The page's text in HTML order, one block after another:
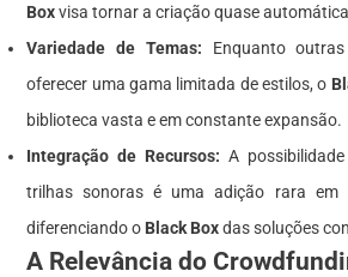
Boxvisa tornar a criação quase
Variedade de Temas: Enquanto
oferecer uma gama limitada de estilos, o
biblioteca vasta e em constante expansão.
Integração de Recursos: A
trilhas sonoras é uma adição rara em
diferenciando o Black Boxdas soluções
A Relevância do